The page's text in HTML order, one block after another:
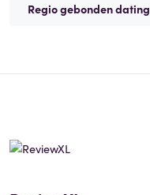
Regio gebonden dating